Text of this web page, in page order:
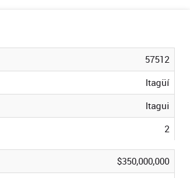
57512
Itagüí
Itagui
2
$350,000,000